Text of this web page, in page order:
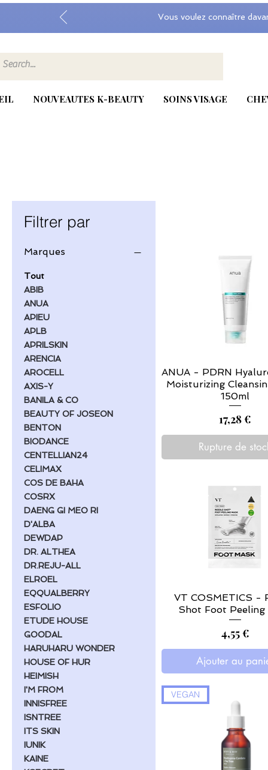
Vous voulez connaître
NOUVEAUTES K-BEAUTY SOINS VISAGE
Filtrer par
Marques
Tout
ABIB
ANUA
APIEU
APLB
APRILSKIN
ARENCIA
AROCELL
AXIS-Y
BANILA & CO
BEAUTY OF JOSEON
BENTON
BIODANCE
CENTELLIAN24
CELIMAX
COS DE BAHA
COSRX
DAENG GI MEO RI
D'ALBA
DEWDAP
DR. ALTHEA
DR.REJU-ALL
ELROEL
EQQUALBERRY
ESFOLIO
ETUDE HOUSE
GOODAL
HARUHARU WONDER
HOUSE OF HUR
HEIMISH
I'M FROM
INNISFREE
ISNTREE
ITS SKIN
IUNIK
KAINE
ANUA - PDRN
Moisturizing
150ml
Prix
17,28 €
Rupture de
VT COSMETICS -
Shot Foot Peeling
Prix
4,55 €
Ajouter au
VEGAN